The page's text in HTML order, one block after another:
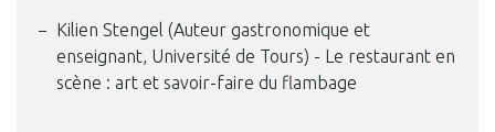
Kilien Stengel (Auteur gastronomique et
enseignant, Université de Tours) - Le restaurant en
scène : art et savoir-faire du flambage